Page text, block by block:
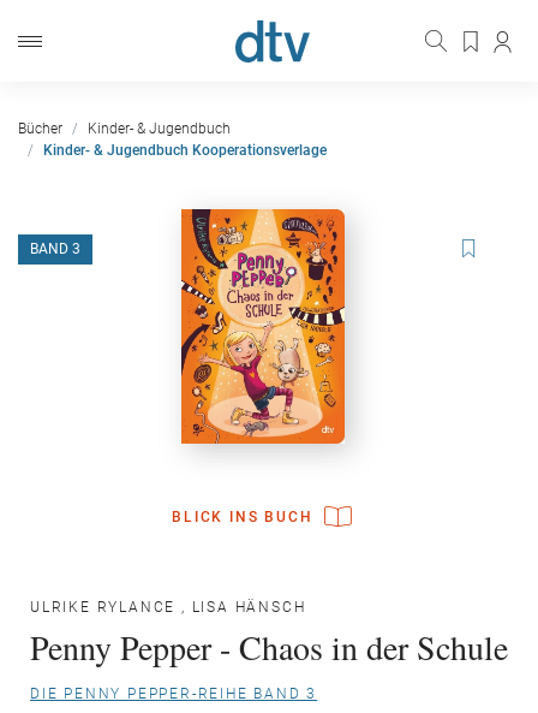
Bücher
Kinder- & Jugendbuch
Kinder- & Jugendbuch Kooperationsverlage
BLICK INS BUCH
BAND 3
ULRIKE RYLANCE , LISA HÄNSCH
Penny Pepper - Chaos in der Schule
DIE PENNY PEPPER-REIHE BAND 3